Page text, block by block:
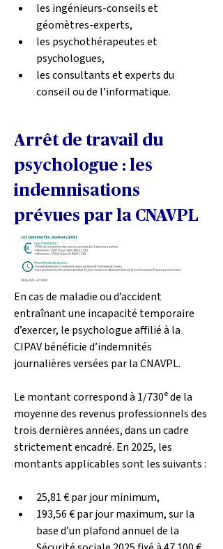
les ingénieurs-conseils et
géomètres-experts,
les psychothérapeutes et
psychologues,
les consultants et experts du
conseil ou de l’informatique.
Arrêt de travail du
psychologue : les
indemnisations
prévues par la CNAVPL
En cas de maladie ou d’accident
entraînant une incapacité temporaire
d’exercer, le psychologue affilié à la
CIPAV bénéficie d’indemnités
journalières versées par la CNAVPL.
Le montant correspond à 1/730ᵉ de la
moyenne des revenus professionnels des
trois dernières années, dans un cadre
strictement encadré. En 2025, les
montants applicables sont les suivants :
25,81 € par jour minimum,
193,56 € par jour maximum, sur la
base d’un plafond annuel de la